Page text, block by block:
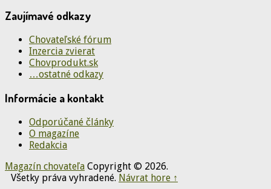
Zaujímavé odkazy
Chovateľské fórum
Inzercia zvierat
Chovprodukt.sk
…ostatné odkazy
Informácie a kontakt
Odporúčané články
O magazíne
Redakcia
Magazín chovateľa Copyright © 2026.
Všetky práva vyhradené. Návrat hore ↑